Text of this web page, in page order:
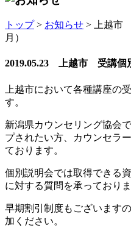
トップ> お知らせ > 上越市
月）
2019.05.23 上越市 受講個
上越市において各種講座の
す。
新潟県カウンセリング協会
プされたい方、カウンセラ
ております。
個別説明会では取得できる
に対する質問を承っておりま
早期割引制度もございます
加ください。